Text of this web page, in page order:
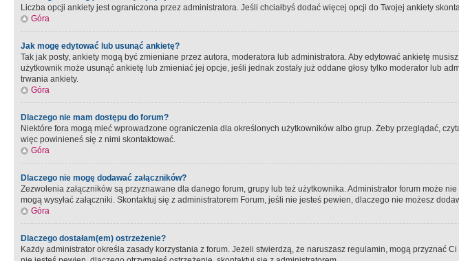
Liczba opcji ankiety jest ograniczona przez administratora. Jeśli chciałbyś dodać więcej opcji do Twojej ankiety
Góra
Jak mogę edytować lub usunąć ankietę?
Tak jak posty, ankiety mogą być zmieniane przez autora, moderatora lub administratora. Aby edytować ankietę
użytkownik może usunąć ankietę lub zmieniać jej opcje, jeśli jednak zostały już oddane głosy tylko moderator lub
trwania ankiety.
Góra
Dlaczego nie mam dostępu do forum?
Niektóre fora mogą mieć wprowadzone ograniczenia dla określonych użytkowników albo grup. Żeby przeglądać,
więc powinieneś się z nimi skontaktować.
Góra
Dlaczego nie mogę dodawać załączników?
Zezwolenia załączników są przyznawane dla danego forum, grupy lub też użytkownika. Administrator forum może
mogą wysyłać załączniki. Skontaktuj się z administratorem Forum, jeśli nie jesteś pewien, dlaczego nie możesz
Góra
Dlaczego dostałam(em) ostrzeżenie?
Każdy administrator określa zasady korzystania z forum. Jeżeli stwierdzą, że naruszasz regulamin, mogą przyznać